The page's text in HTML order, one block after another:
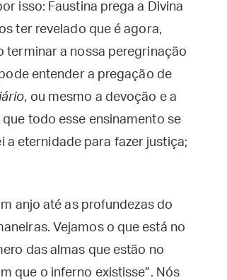
isso: Faustina prega a Divina
ter revelado que é agora,
terminar a nossa peregrinação
entender a pregação de
, ou mesmo a devoção e a
todo esse ensinamento se
a eternidade para fazer justiça;
anjo até as profundezas do
Vejamos o que está no
das almas que estão no
que o inferno existisse”. Nós